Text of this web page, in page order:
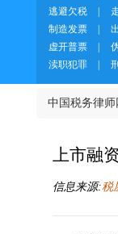
逃避欠税
制造发票
虚开普票
渎职犯罪
中国税务律师
上市融
信息来源:税